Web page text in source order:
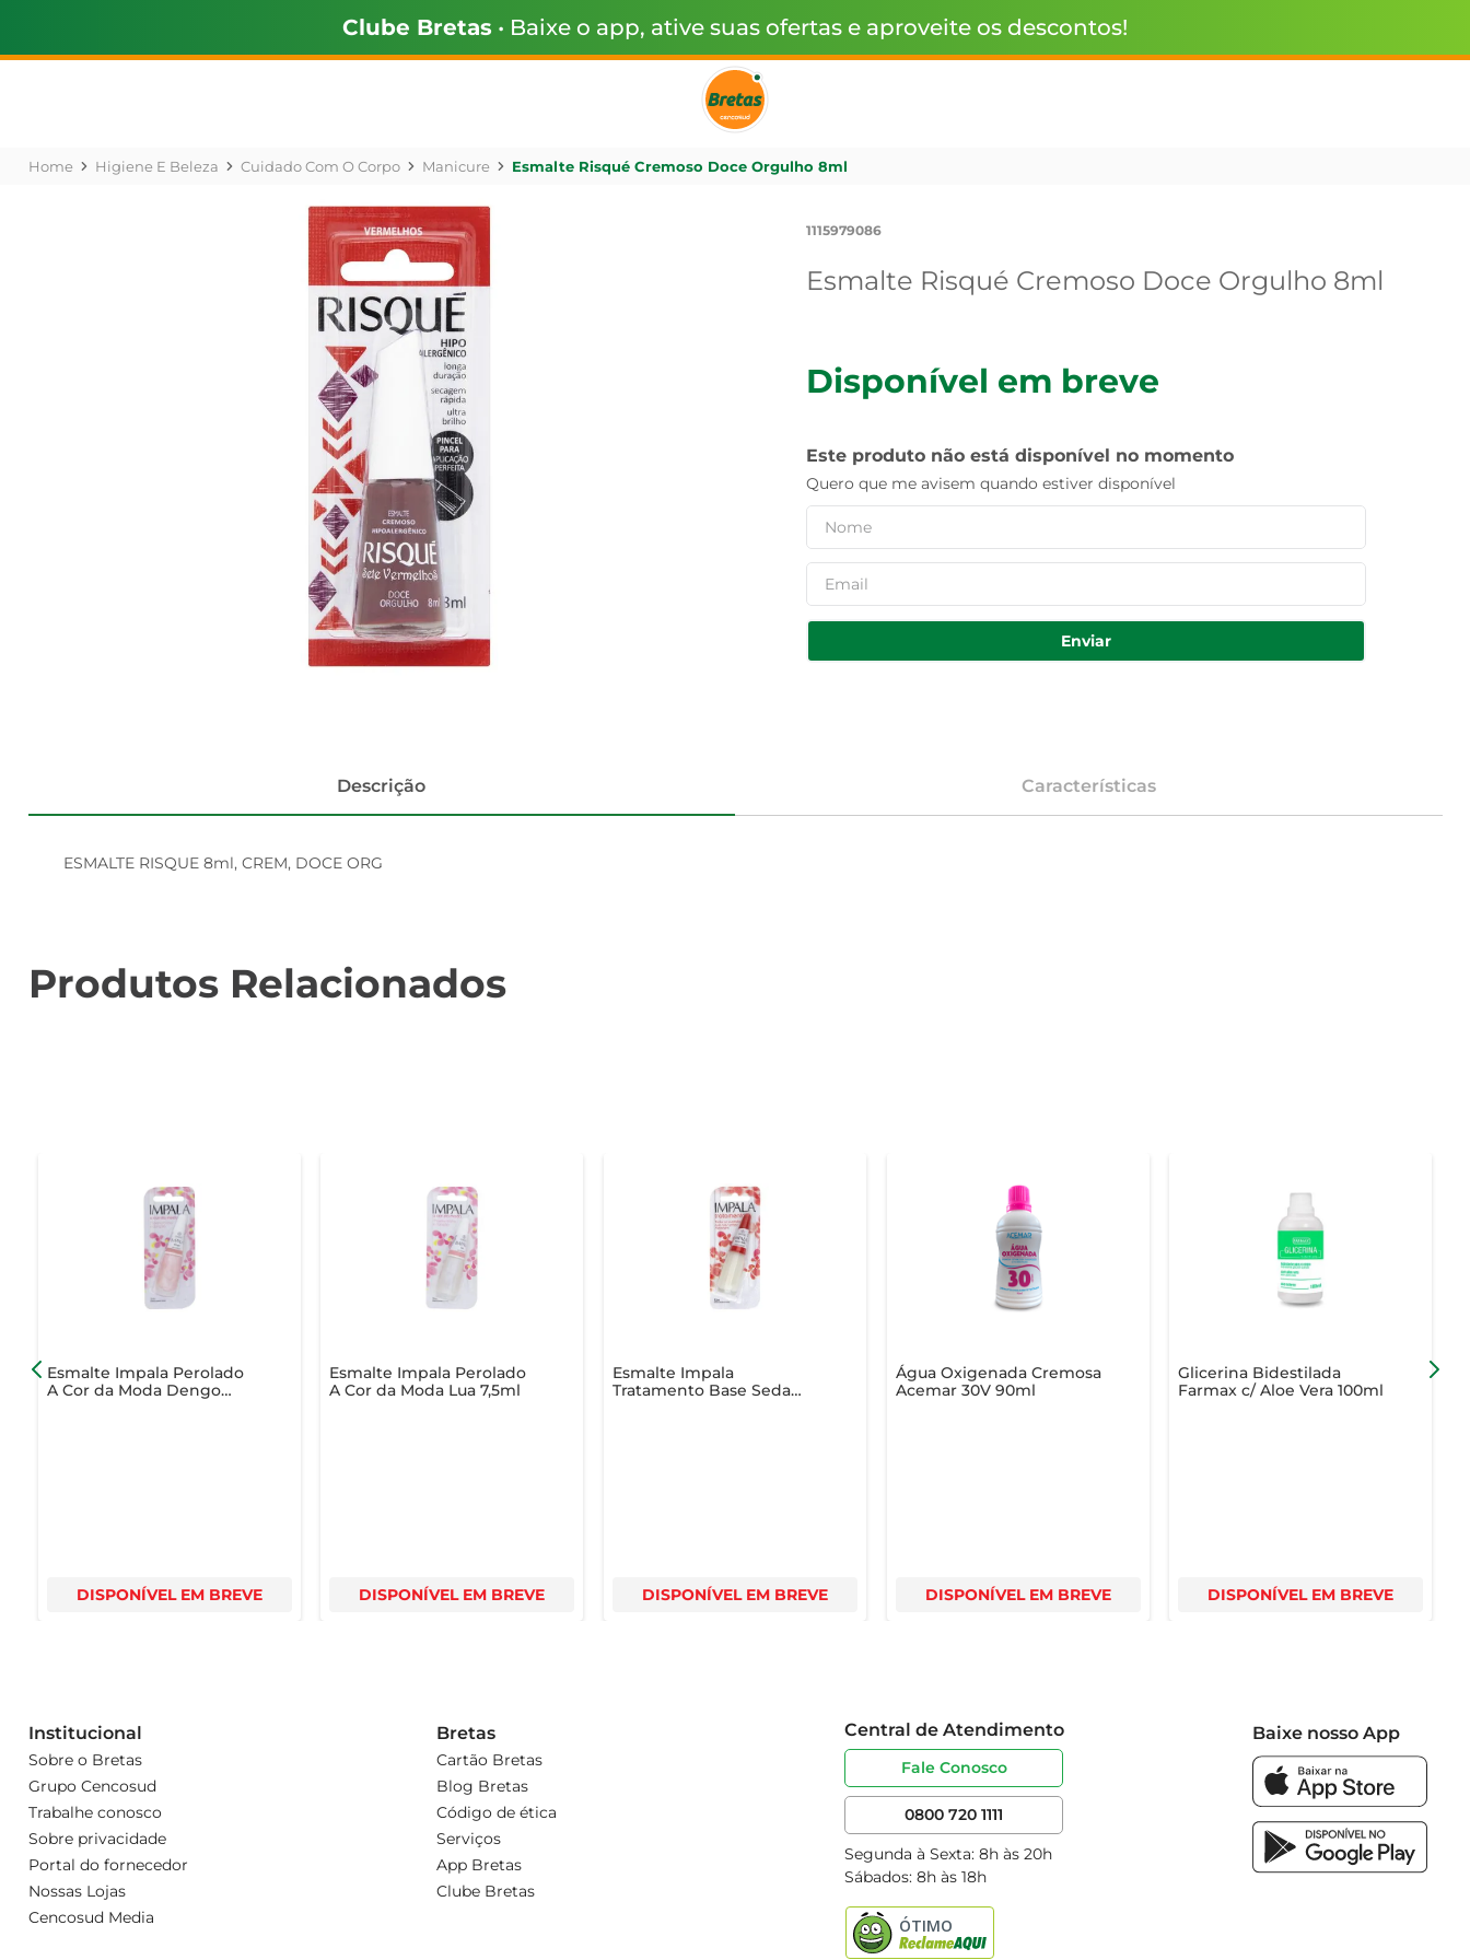
Clube Bretas • Baixe o app, ative suas ofertas e aproveite os descontos!
Higiene E Beleza Cuidado Com O Corpo Manicure Esmalte Risqué Cremoso Doce Orgulho 8ml
1115979086
Esmalte Risqué Cremoso Doce Orgulho 8ml
Disponível em breve
Este produto não está disponível no momento
Quero que me avisem quando estiver disponível
Enviar
Descrição Características
ESMALTE RISQUE 8ml, CREM, DOCE ORG
Produtos Relacionados
Esmalte Impala Perolado
A Cor da Moda Dengo
DISPONÍVEL EM BREVE
Esmalte Impala Perolado
A Cor da Moda Lua 7,5ml
DISPONÍVEL EM BREVE
Esmalte Impala
Tratamento Base Seda
DISPONÍVEL EM BREVE
Água Oxigenada Cremosa
Acemar 30V 90ml
DISPONÍVEL EM BREVE
Glicerina Bidestilada
Farmax c/ Aloe Vera 100ml
DISPONÍVEL EM BREVE
Institucional
Sobre o Bretas
Grupo Cencosud
Trabalhe conosco
Sobre privacidade
Portal do fornecedor
Nossas Lojas
Cencosud Media
Bretas
Cartão Bretas
Blog Bretas
Código de ética
Serviços
App Bretas
Clube Bretas
Central de Atendimento
Fale Conosco
0800 720 1111
Segunda à Sexta: 8h às 20h
Sábados: 8h às 18h
Baixe nosso App